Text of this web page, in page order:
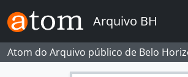
Skip to main content
Arquivo BH
Atom do Arquivo público de Belo